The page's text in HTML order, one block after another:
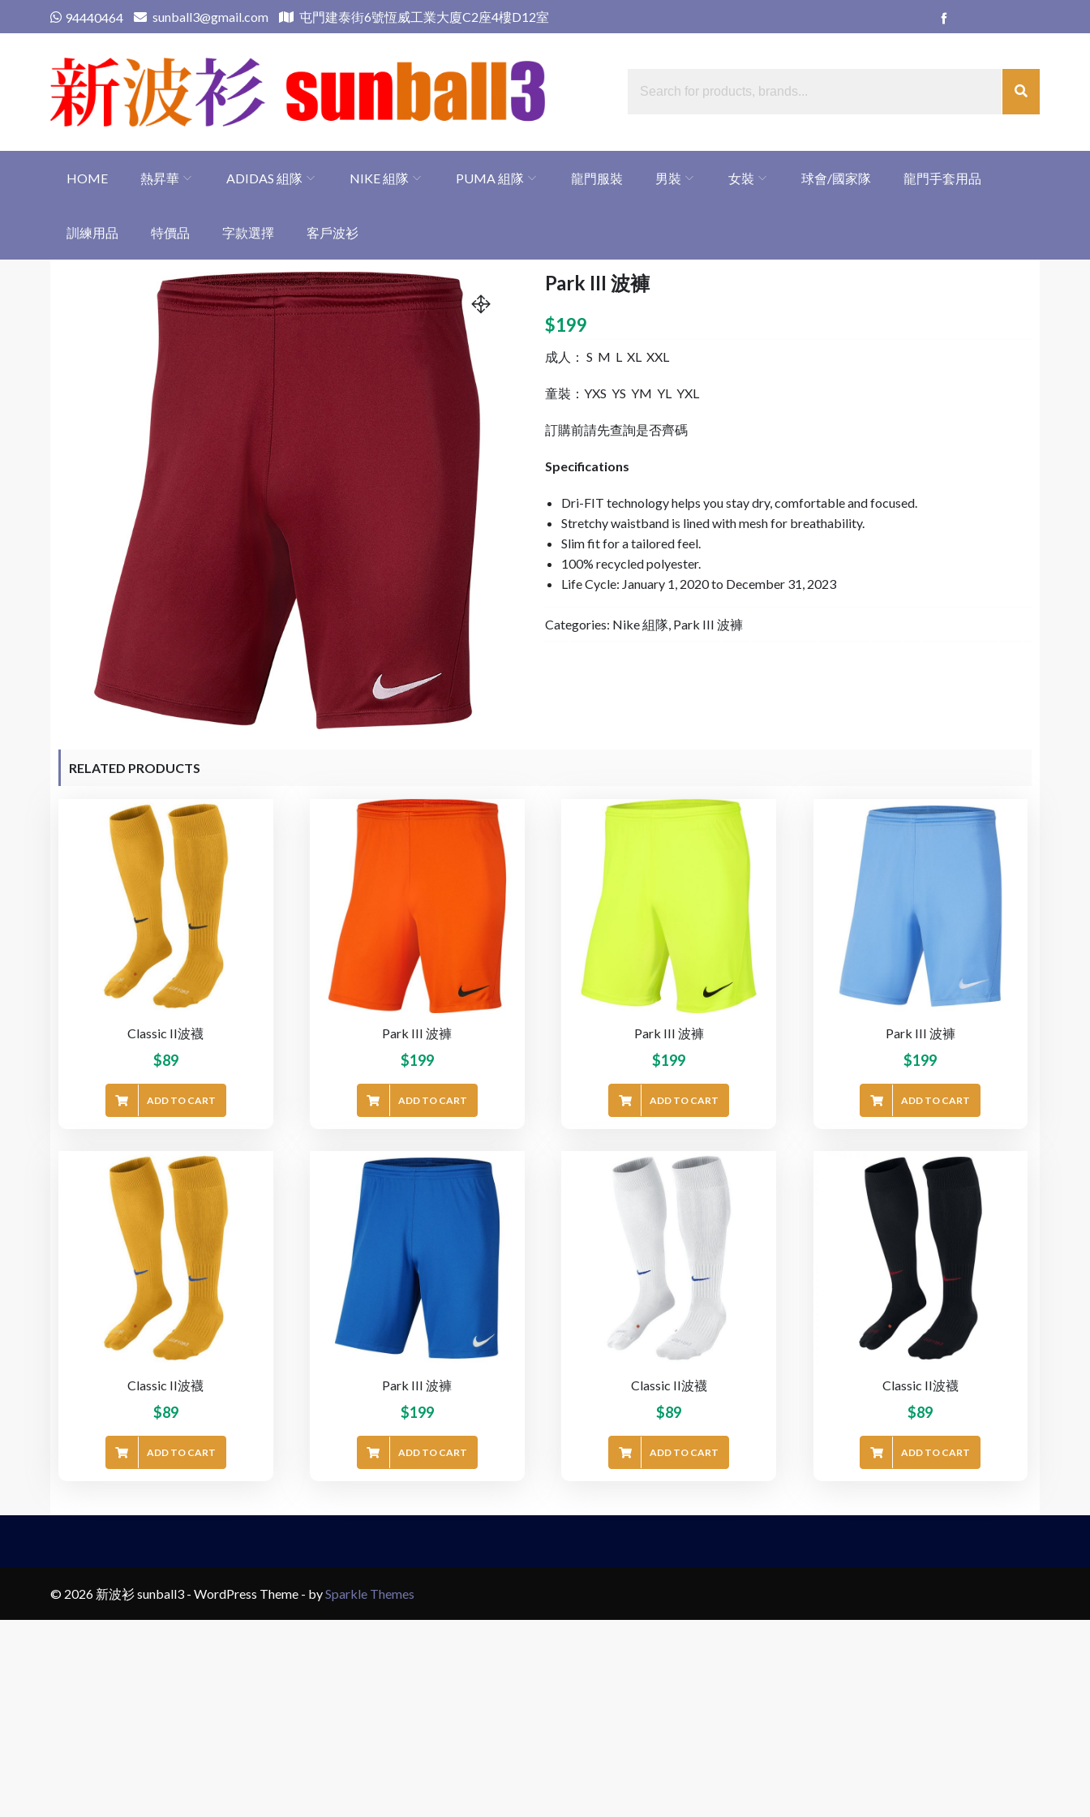
to
94440464 sunball3@gmail.com 屯門建泰街6號恆威工業大廈C2座4樓D12室
HOME 熱昇華 ADIDAS 組隊 NIKE 組隊 PUMA 組隊 龍門服裝 男裝 女裝 球會/國家隊 龍門手套用品
訓練用品 特價品 字款選擇 客戶波衫
Park III 波褲
$199
成人： S M L XL XXL
童裝：YXS YS YM YL YXL
訂購前請先查詢是否齊碼
Specifications
Dri-FIT technology helps you stay dry, comfortable and focused.
Stretchy waistband is lined with mesh for breathability.
Slim fit for a tailored feel.
100% recycled polyester.
Life Cycle: January 1, 2020 to December 31, 2023
Categories: Nike 組隊 Park III 波褲
RELATED PRODUCTS
Classic II波襪
$89
ADD TO CART
Park III 波褲
$199
ADD TO CART
Park III 波褲
$199
ADD TO CART
Park III 波褲
$199
ADD TO CART
Classic II波襪
$89
ADD TO CART
Park III 波褲
$199
ADD TO CART
Classic II波襪
$89
ADD TO CART
Classic II波襪
$89
ADD TO CART
© 2026 新波衫 sunball3 - WordPress Theme - bySparkle Themes